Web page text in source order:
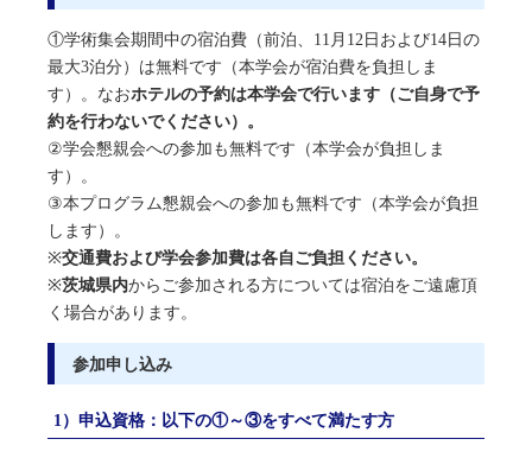
①学術集会期間中の宿泊費（前泊、11月12日および14日の
最大3泊分）は無料です（本学会が宿泊費を負担しま
す）。なおホテルの予約は本学会で行います（ご自身で予
約を行わないでください）。
②学会懇親会への参加も無料です（本学会が負担しま
す）。
③本プログラム懇親会への参加も無料です（本学会が負担
します）。
※交通費および学会参加費は各自ご負担ください。
※茨城県内からご参加される方については宿泊をご遠慮頂
く場合があります。
参加申し込み
1）申込資格：以下の①～③をすべて満たす方